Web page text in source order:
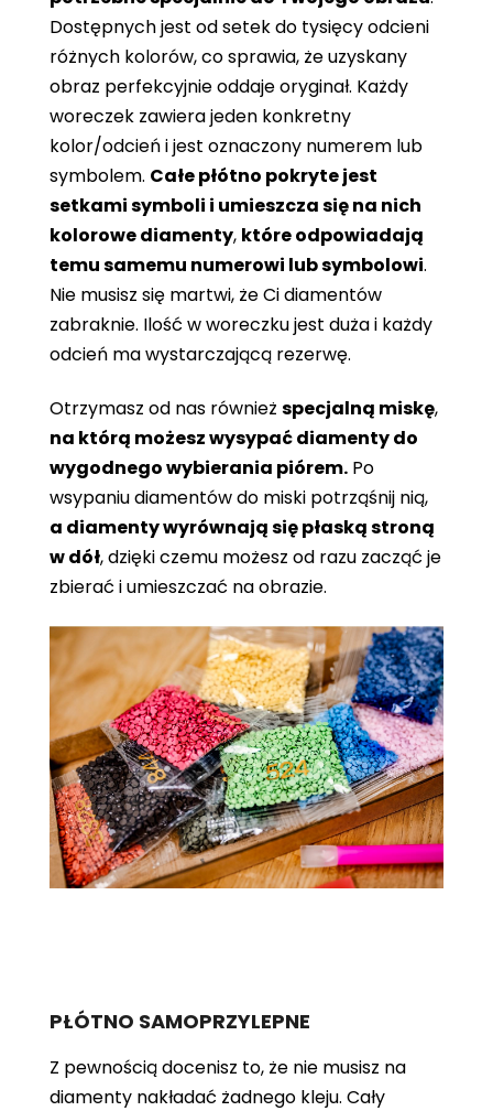
Dostępnych jest od setek do tysięcy odcieni
różnych kolorów, co sprawia, że ​​uzyskany
obraz perfekcyjnie oddaje oryginał. Każdy
woreczek zawiera jeden konkretny
kolor/odcień i jest oznaczony numerem lub
symbolem. Całe płótno pokryte jest
setkami symboli i umieszcza się na nich
kolorowe diamenty, które odpowiadają
temu samemu numerowi lub symbolowi.
Nie musisz się martwi, że Ci diamentów
zabraknie. Ilość w woreczku jest duża i każdy
odcień ma wystarczającą rezerwę.
Otrzymasz od nas również specjalną miskę,
na którą możesz wysypać diamenty do
wygodnego wybierania piórem. Po
wsypaniu diamentów do miski potrząśnij nią,
a diamenty wyrównają się płaską stroną
w dół, dzięki czemu możesz od razu zacząć je
zbierać i umieszczać na obrazie.
PŁÓTNO SAMOPRZYLEPNE
Z pewnością docenisz to, że nie musisz na
diamenty nakładać żadnego kleju. Cały